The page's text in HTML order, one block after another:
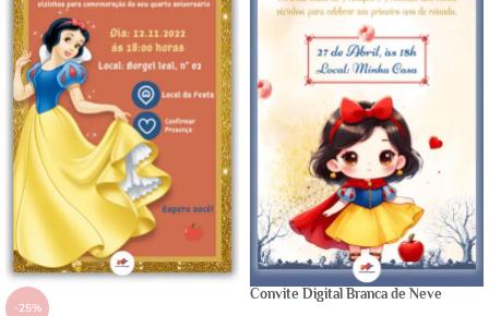
-25%
Convite Digital Branca de Neve